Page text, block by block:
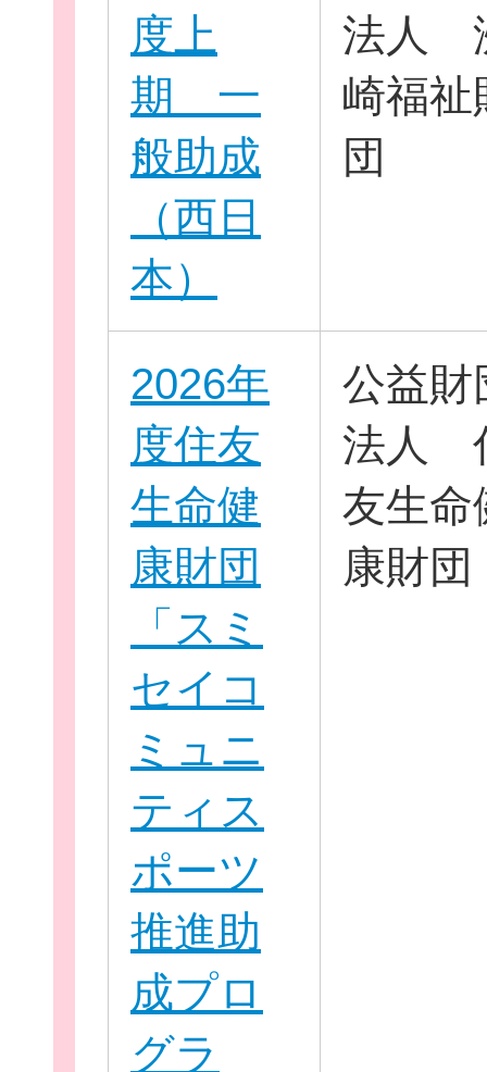
団体を探す
お役立ち情報
相談窓口一覧
度上
期 一
般助成
（西日
本）
法人
崎福祉
団
2026年
度住友
生命健
康財団
「スミ
セイコ
ミュニ
ティス
ポーツ
推進助
成プロ
グラ
公益財
法人
友生命
康財団